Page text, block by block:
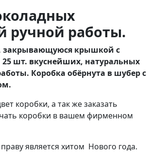
ручной работы.
закрывающуюся крышкой с
шт. вкуснейших, натуральных
Коробка обёрнута в шубер с
коробки, а так же заказать
коробки в вашем фирменном
является хитом Нового года.